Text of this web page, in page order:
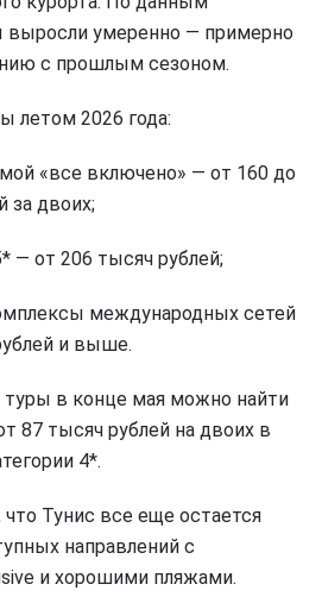
выросли умеренно — примерно
с прошлым сезоном.
летом 2026 года:
«все включено» — от 160 до
за двоих;
— от 206 тысяч рублей;
международных сетей
и выше.
в конце мая можно найти
87 тысяч рублей на двоих в
4*.
Тунис все еще остается
направлений с
и хорошими пляжами.